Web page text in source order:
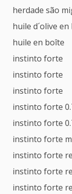
herdade são
huile d´olive
huile en boîte
instinto forte
instinto forte
instinto forte
instinto forte
instinto forte
instinto forte
instinto forte
instinto forte
instinto forte